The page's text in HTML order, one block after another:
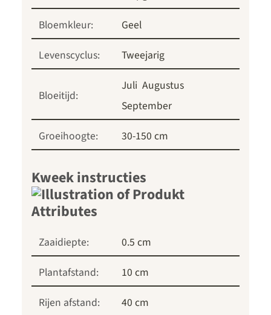
Bloemkleur:
Geel
Levenscyclus:
Tweejarig
Bloeitijd:
Juli Augustus
September
Groeihoogte:
30-150 cm
Kweek instructies
Zaaidiepte:
0.5 cm
Plantafstand:
10 cm
Rijen afstand:
40 cm